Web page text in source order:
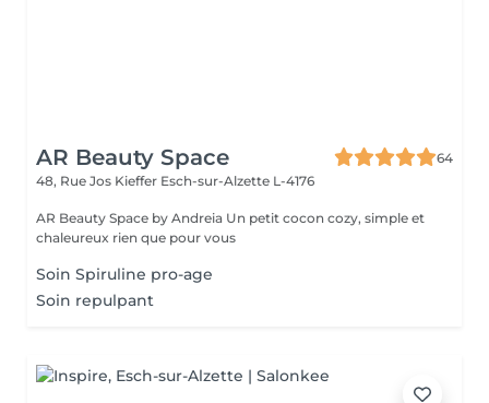
AR Beauty Space
64
48, Rue Jos Kieffer Esch-sur-Alzette L-4176
AR Beauty Space by Andreia Un petit cocon cozy, simple et
chaleureux rien que pour vous
Soin Spiruline pro-age
Soin repulpant